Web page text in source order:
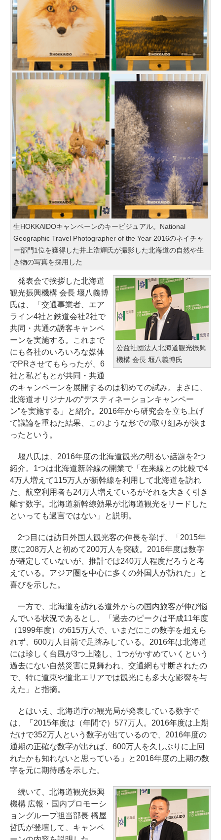
生HOKKAIDOキャンペーンのキービジュアル。National
Geographic Travel Photographer of the Year 2016のネイチャ
ー部門1位を獲得した井上浩輝氏が撮影した北海道の自然や生
き物の写真を採用した
公益社団法人北海道観光振興
機構 会長 堰八義博氏
発表会で挨拶した北海道
観光振興機構 会長 堰八義博
氏は、「交通事業者、エア
ライン4社と鉄道会社2社で
共同・共通の誘客キャンペ
ーンを実施する。これまで
にも各社のいろいろな媒体
でPRさせてもらったが、6
社と私どもとが共同・共通
のキャンペーンを展開するのは初めての試み。まさに、
北海道オリジナルの“デスティネーションキャンペー
ン”を実施する」と紹介。2016年から研究会を立ち上げ
て議論を重ねた結果、このような形での取り組みが決ま
ったという。
堰八氏は、2016年度の北海道観光の明るい話題を2つ
紹介。1つは北海道新幹線の開業で「在来線との比較で4
4万人増えて115万人が新幹線を利用して北海道を訪れ
た。航空利用者も24万人増えているがそれを大きく引き
離す数字。北海道新幹線効果が北海道観光をリードした
といっても過言ではない」と説明。
2つ目には訪日外国人観光客の伸長を挙げ、「2015年
度に208万人と初めて200万人を突破。2016年度は数字
が確定していないが、推計では240万人程度だろうと考
えている。アジア圏を中心に多くの外国人が訪れた」と
喜びを示した。
一方で、北海道を訪れる道外からの国内旅客が伸び悩
んでいる状況であるとし、「過去のピークは平成11年度
（1999年度）の615万人で、いまだにこの数字を超えら
れず、600万人目前で足踏みしている。2016年は北海道
には珍しく台風が3つ上陸し、1つがかすめていくという
過去にない自然災害に見舞われ、交通網も寸断されたの
で、特に道東や道北エリアでは観光にも多大な影響を与
えた」と指摘。
とはいえ、北海道庁の観光局が発表している数字で
は、「2015年度は（年間で）577万人。2016年度は上期
だけで352万人という数字が出ているので、2016年度の
通期の正確な数字が出れば、600万人を久しぶりに上回
れたかも知れないと思っている」と2016年度の上期の数
字を元に期待感を示した。
続いて、北海道観光振興
機構 広報・国内プロモーシ
ョングループ担当部長 橋屋
哲氏が登壇して、キャンペ